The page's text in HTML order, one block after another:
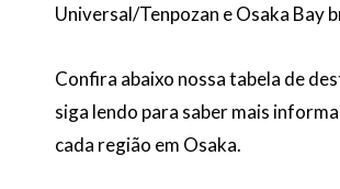
Universal/Tenpozan e Osaka Bay
Confira abaixo nossa tabela de
siga lendo para saber mais
cada região em Osaka.